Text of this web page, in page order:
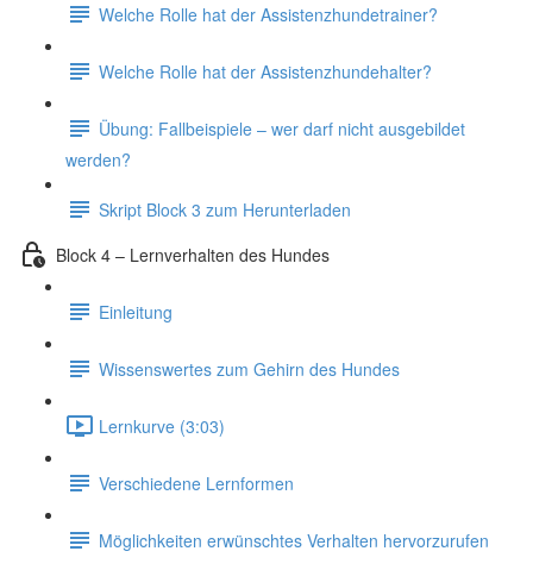
Welche Rolle hat der Assistenzhundetrainer?
Welche Rolle hat der Assistenzhundehalter?
Übung: Fallbeispiele – wer darf nicht ausgebildet
werden?
Skript Block 3 zum Herunterladen
Block 4 – Lernverhalten des Hundes
Einleitung
Wissenswertes zum Gehirn des Hundes
Lernkurve (3:03)
Verschiedene Lernformen
Möglichkeiten erwünschtes Verhalten hervorzurufen